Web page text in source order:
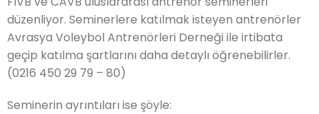
düzenliyor. Seminerlere katılmak isteyen antrenörler
Avrasya Voleybol Antrenörleri Derneği ile irtibata
geçip katılma şartlarını daha detaylı öğrenebilirler.
(0216 450 29 79 – 80)
Seminerin ayrıntıları ise şöyle: